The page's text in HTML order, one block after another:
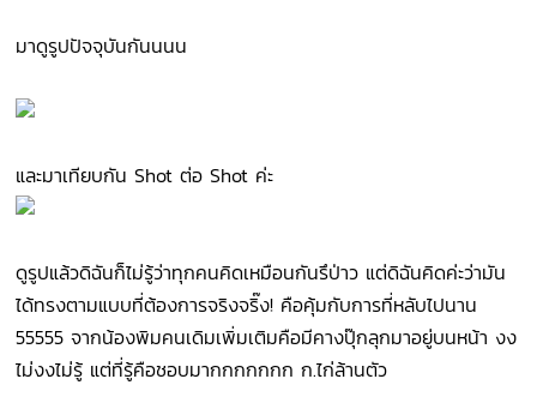
มาดูรูปปัจจุบันกันนนน
และมาเทียบกัน Shot ต่อ Shot ค่ะ
ดูรูปแล้วดิฉันก็ไม่รู้ว่าทุกคนคิดเหมือนกันรึป่าว แต่ดิฉันคิดค่ะว่ามัน
ได้ทรงตามแบบที่ต้องการจริงจริ๊ง! คือคุ้มกับการที่หลับไปนาน
55555 จากน้องพิมคนเดิมเพิ่มเติมคือมีคางปุ๊กลุกมาอยู่บนหน้า งง
ไม่งงไม่รู้ แต่ที่รู้คือชอบมากกกกกกก ก.ไก่ล้านตัว